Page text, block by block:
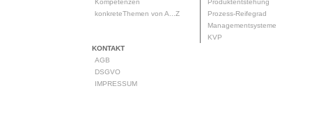
Kompetenzen
konkreteThemen von A...Z
Produktentstehung
Prozess-Reifegrad
Managementsysteme
KVP
KONTAKT
AGB
DSGVO
IMPRESSUM